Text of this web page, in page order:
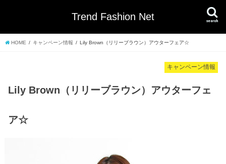
Trend Fashion Net search
HOME キャンペーン情報 Lily Brown（リリーブラウン）アウターフェア☆
キャンペーン情報
Lily Brown（リリーブラウン）アウターフェ
ア☆